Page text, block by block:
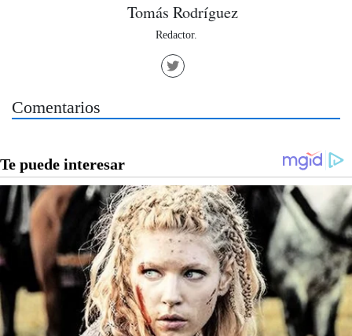
Tomás Rodríguez
Redactor.
Comentarios